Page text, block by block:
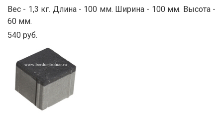
Вес - 1,3 кг. Длина - 100 мм. Ширина - 100 мм. Высота -
60 мм.
540 руб.